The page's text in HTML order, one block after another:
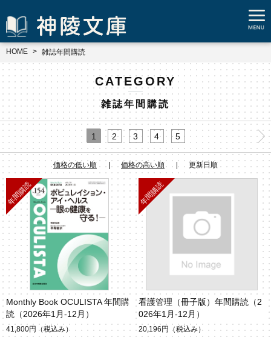
HOME 雑誌年間購読
CATEGORY
雑誌年間購読
1 2 3 4 5
価格の低い順 価格の高い順 更新日順
Monthly Book OCULISTA 年間購
読（2026年1月-12月）
41,800円 （税込み）
看護管理（冊子版）年間購読（2
026年1月-12月）
20,196円 （税込み）